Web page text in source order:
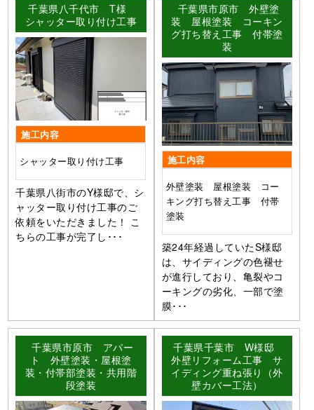
千葉県八千代市 T様
シャッター取り付け工事
施工内容
シャッター取り付け工事
千葉県八街市のY様邸で、シ
ャッター取り付け工事のご
依頼をいただきました！ こ
ちらの工事が完了し･･･
千葉県市原市 外壁塗
装 屋根塗装 コーキン
グ打ち替え工事 付帯塗
装
施工内容
外壁塗装 屋根塗装 コー
キング打ち替え工事 付帯
塗装
築24年経過していたS様邸
は、サイディングの色褪せ
が進行しており、亀裂やコ
ーキングの劣化、一部で塗
膜･･･
千葉県市原市 アパー
ト 外壁塗装・屋根塗
装・付帯部塗装・共用階
段塗装
千葉県千葉市 W様邸
外壁リフォーム工事 サ
イディング重ね張り（外
壁カバー工法）